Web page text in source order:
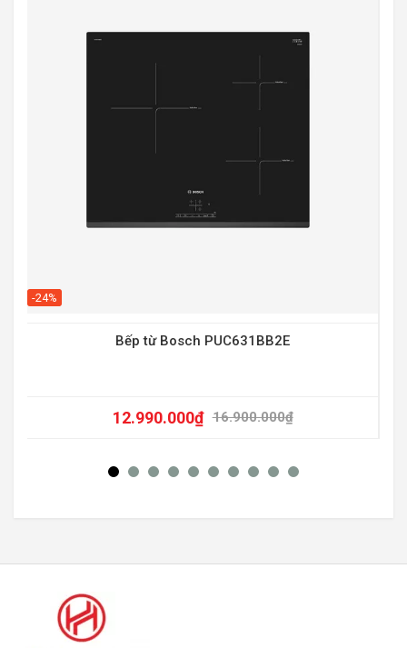
-24%
Bếp từ Bosch PUC631BB2E
16.900.000₫
12.990.000₫